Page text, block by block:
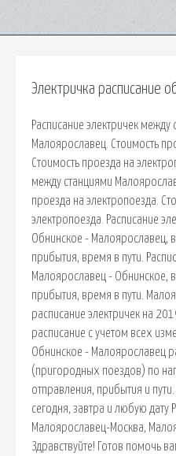
Электричка расписание
Расписание электричек
Малоярославец. Стоимость
Стоимость проезда на
между станциями
проезда на электропоезда.
электропоезда. Расписание
Обнинское - Малоярославец,
прибытия, время в пути.
Малоярославец - Обнинское,
прибытия, время в пути.
расписание электричек на
расписание с учетом всех
Обнинское - Малоярославец
(пригородных поездов) по
отправления, прибытия и
сегодня, завтра и любую дату
Малоярославец-Москва,
Здравствуйте! Готов помочь